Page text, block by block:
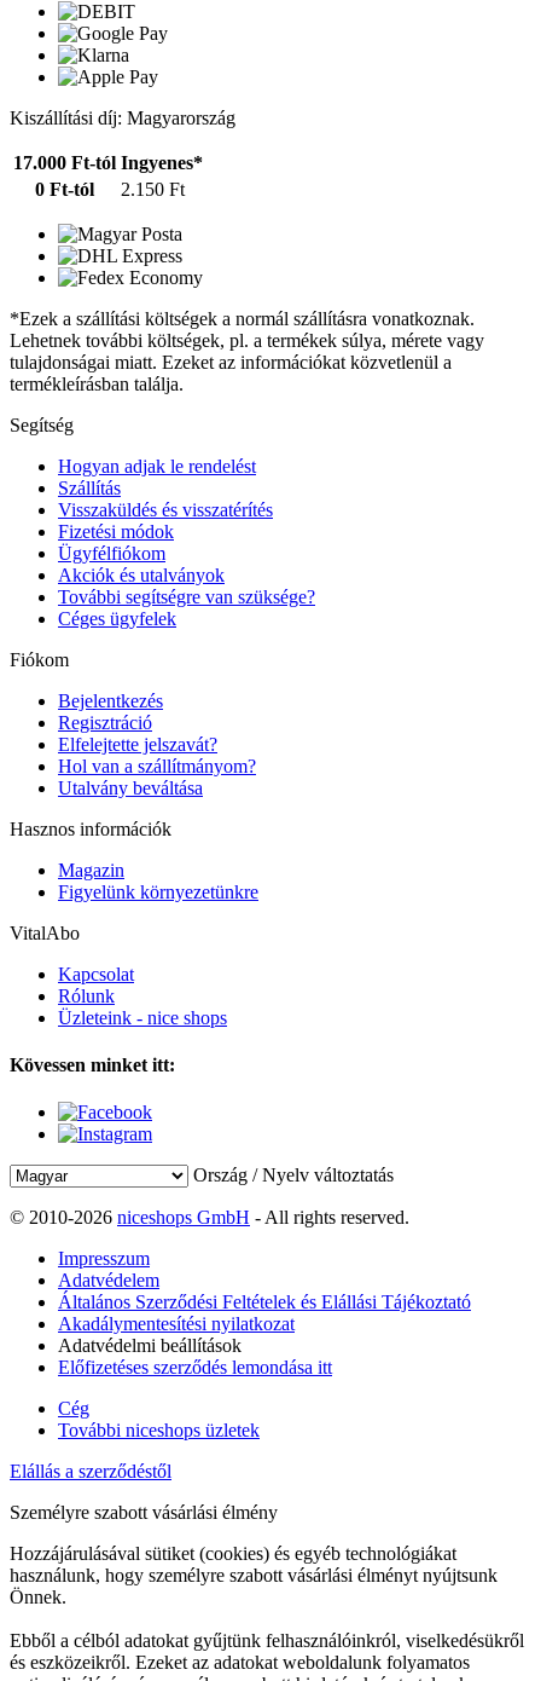
Kiszállítási díj: Magyarország
17.000 Ft-tól Ingyenes*
0 Ft-tól
2.150 Ft
*Ezek a szállítási költségek a normál szállításra vonatkoznak.
Lehetnek további költségek, pl. a termékek súlya, mérete vagy
tulajdonságai miatt. Ezeket az információkat közvetlenül a
termékleírásban találja.
Segítség
Hogyan adjak le rendelést
Szállítás
Visszaküldés és visszatérítés
Fizetési módok
Ügyfélfiókom
Akciók és utalványok
További segítségre van szüksége?
Céges ügyfelek
Fiókom
Bejelentkezés
Regisztráció
Elfelejtette jelszavát?
Hol van a szállítmányom?
Utalvány beváltása
Hasznos információk
Magazin
Figyelünk környezetünkre
VitalAbo
Kapcsolat
Rólunk
Üzleteink - nice shops
Kövessen minket itt:
Ország / Nyelv változtatás
© 2010-2026 niceshops GmbH - All rights reserved.
Impresszum
Adatvédelem
Általános Szerződési Feltételek és Elállási Tájékoztató
Akadálymentesítési nyilatkozat
Adatvédelmi beállítások
Előfizetéses szerződés lemondása itt
Cég
További niceshops üzletek
Elállás a szerződéstől
Személyre szabott vásárlási élmény
Hozzájárulásával sütiket (cookies) és egyéb technológiákat
használunk, hogy személyre szabott vásárlási élményt nyújtsunk
Önnek.
Ebből a célból adatokat gyűjtünk felhasználóinkról, viselkedésükről
és eszközeikről. Ezeket az adatokat weboldalunk folyamatos